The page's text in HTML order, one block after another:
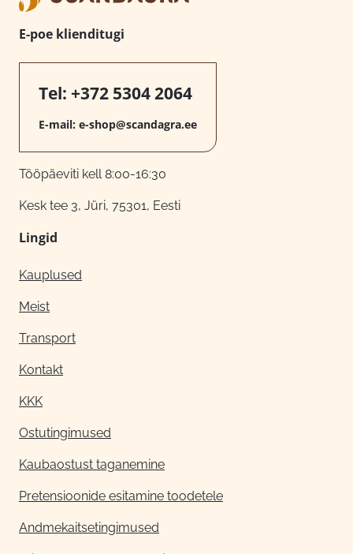
E-poe klienditugi
Tel: +372 5304 2064
E-mail: e-shop@scandagra.ee
Tööpäeviti kell 8:00-16:30
Kesk tee 3, Jüri, 75301, Eesti
Lingid
Kauplused
Meist
Transport
Kontakt
KKK
Ostutingimused
Kaubaostust taganemine
Pretensioonide esitamine toodetele
Andmekaitsetingimused